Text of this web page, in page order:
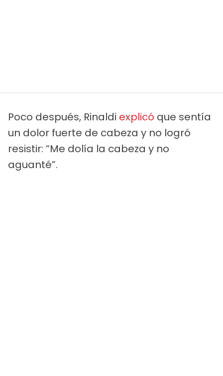
Poco después, Rinaldi explicó que sentía
un dolor fuerte de cabeza y no logró
resistir: “Me dolía la cabeza y no
aguanté”.